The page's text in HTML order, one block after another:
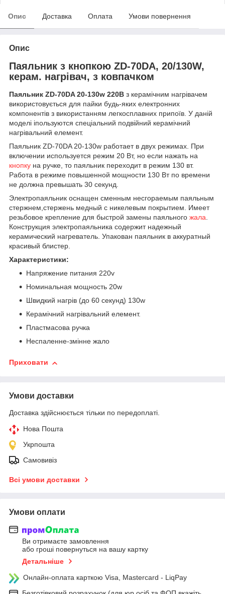
Опис Доставка Оплата Умови повернення
Опис
Паяльник з кнопкою ZD-70DA, 20/130W,
керам. нагрівач, з ковпачком
Паяльник ZD-70DA 20-130w 220В з керамічним нагрівачем
використовується для пайки будь-яких електронних
компонентів з використанням легкосплавних припоїв. У даній
моделі іпользуются спеціальний подвійний керамічний
нагрівальний елемент.
Паяльник ZD-70DA 20-130w работает в двух режимах. При
включении используется режим 20 Вт, но если нажать на
кнопку на ручке, то паяльник переходит в режим 130 вт.
Работа в режиме повышенной мощности 130 Вт по времени
не должна превышать 30 секунд.
Электропаяльник оснащен сменным несгораемым паяльным
стержнем,стержень медный с никелевым покрытием. Имеет
резьбовое крепление для быстрой замены паяльного жала.
Конструкция электропаяльника содержит надежный
керамический нагреватель. Упакован паяльник в аккуратный
красивый блистер.
Характеристики:
Напряжение питания 220v
Номинальная мощность 20w
Швидкий нагрів (до 60 секунд) 130w
Керамічний нагрівальний елемент.
Пластмасова ручка
Неспаленне-змінне жало
Приховати
Умови доставки
Доставка здійснюється тільки по передоплаті.
Нова Пошта
Укрпошта
Самовивіз
Всі умови доставки
Умови оплати
Ви отримаєте замовлення
або гроші повернуться на вашу картку
Детальніше
Онлайн-оплата карткою Visa, Mastercard - LiqPay